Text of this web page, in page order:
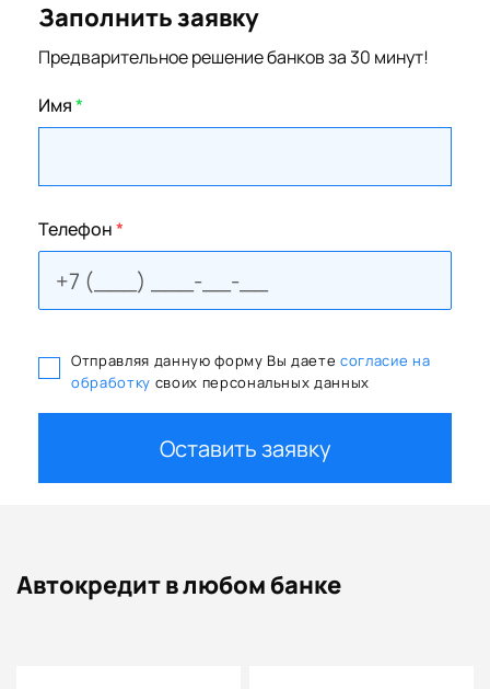
Заполнить заявку
Предварительное решение банков за 30 минут!
Имя*
Телефон*
Отправляя данную форму Вы даете согласие на
обработку своих персональных данных
Оставить заявку
Автокредит в любом банке